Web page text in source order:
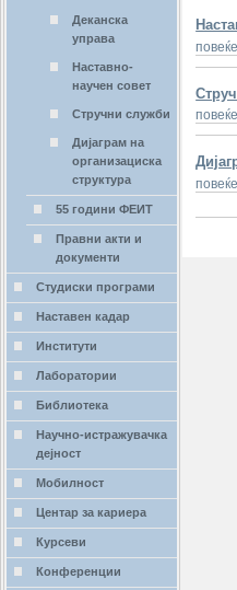
Деканска
управа
Наставно-
научен совет
Стручни служби
Дијаграм на
организациска
структура
55 години ФЕИТ
Правни акти и
документи
Студиски програми
Наставен кадар
Институти
Лаборатории
Библиотека
Научно-истражувачка
дејност
Мобилност
Центар за кариера
Курсеви
Конференции